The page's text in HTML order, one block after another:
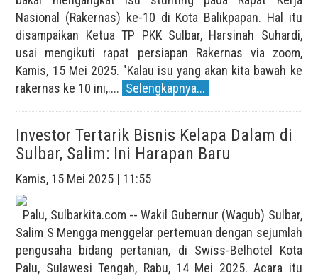
Nasional (Rakernas) ke-10 di Kota Balikpapan. Hal itu
disampaikan Ketua TP PKK Sulbar, Harsinah Suhardi,
usai mengikuti rapat persiapan Rakernas via zoom,
Kamis, 15 Mei 2025. "Kalau isu yang akan kita bawah ke
rakernas ke 10 ini,.... Selengkapnya...
Investor Tertarik Bisnis Kelapa Dalam di
Sulbar, Salim: Ini Harapan Baru
Kamis, 15 Mei 2025 | 11:55
Palu, Sulbarkita.com -- Wakil Gubernur (Wagub) Sulbar,
Salim S Mengga menggelar pertemuan dengan sejumlah
pengusaha bidang pertanian, di Swiss-Belhotel Kota
Palu, Sulawesi Tengah, Rabu, 14 Mei 2025. Acara itu